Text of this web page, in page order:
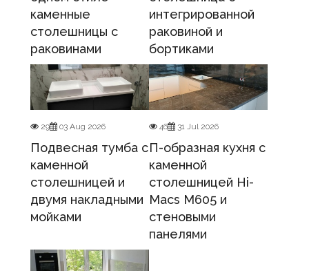
каменные
столешницы с
раковинами
интегрированной
раковиной и
бортиками
29 03 Aug 2026
Подвесная тумба с
каменной
столешницей и
двумя накладными
мойками
46 31 Jul 2026
П-образная кухня с
каменной
столешницей Hi-
Macs M605 и
стеновыми
панелями